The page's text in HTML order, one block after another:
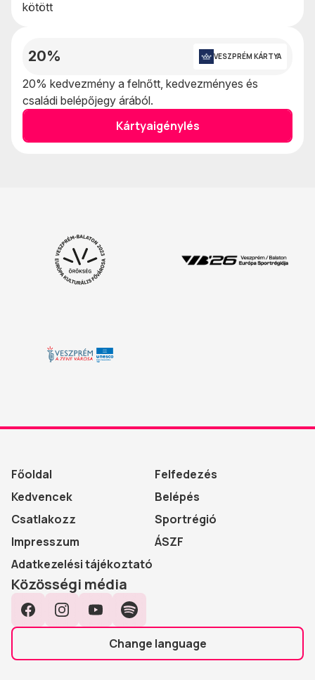
kötött
20% VESZPRÉM KÁRTYA
20% kedvezmény a felnőtt, kedvezményes és
családi belépőjegy árából.
Kártyaigénylés
Főoldal
Felfedezés
Kedvencek
Belépés
Csatlakozz
Sportrégió
Impresszum
ÁSZF
Adatkezelési tájékoztató
Közösségi média
Change language